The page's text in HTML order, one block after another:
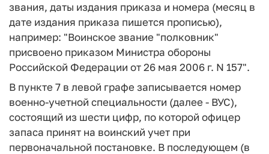
звания, даты издания приказа и номера (месяц в
дате издания приказа пишется прописью),
например: "Воинское звание "полковник"
присвоено приказом Министра обороны
Российской Федерации от 26 мая 2006 г. N 157".
В пункте 7 в левой графе записывается номер
военно-учетной специальности (далее - ВУС),
состоящий из шести цифр, по которой офицер
запаса принят на воинский учет при
первоначальной постановке. В последующем (в